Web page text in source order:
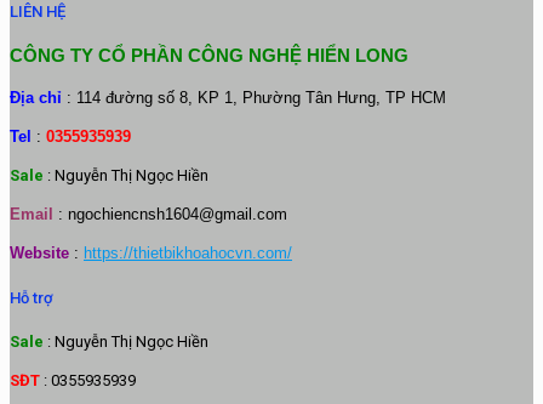
LIÊN HỆ
CÔNG TY CỔ PHẦN CÔNG NGHỆ HIỂN LONG
Địa chỉ : 114 đường số 8, KP 1, Phường Tân Hưng, TP HCM
Tel : 0355935939
Sale : Nguyễn Thị Ngọc Hiền
Email : ngochiencnsh1604@gmail.com
Website : https://thietbikhoahocvn.com/
Hỗ trợ
Sale : Nguyễn Thị Ngọc Hiền
SĐT : 0355935939